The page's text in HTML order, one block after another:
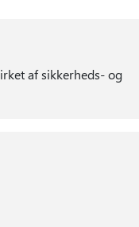
af sikkerheds- og